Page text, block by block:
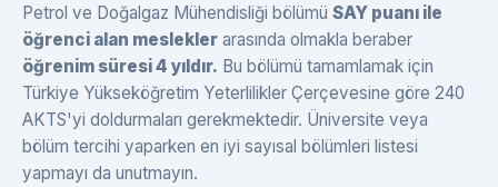
Petrol ve Doğalgaz Mühendisliği bölümü SAY puanı ile
öğrenci alan meslekler arasında olmakla beraber
öğrenim süresi 4 yıldır. Bu bölümü tamamlamak için
Türkiye Yükseköğretim Yeterlilikler Çerçevesine göre 240
AKTS'yi doldurmaları gerekmektedir. Üniversite veya
bölüm tercihi yaparken en iyi sayısal bölümleri listesi
yapmayı da unutmayın.